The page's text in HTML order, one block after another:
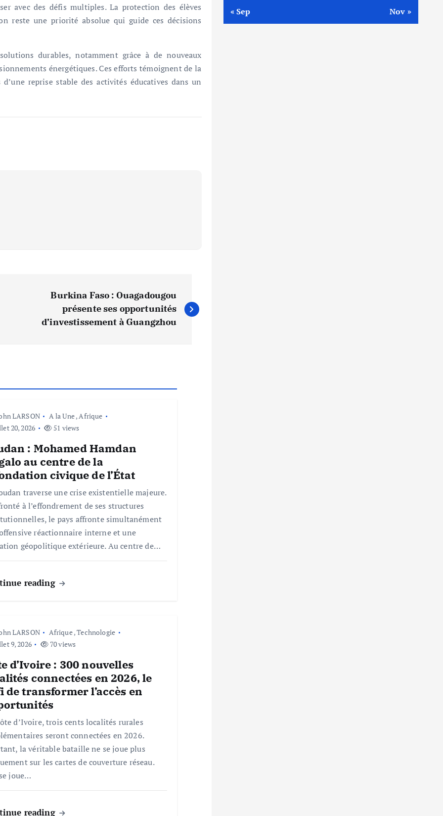
avec des défis multiples. La protection des élèves
reste une priorité absolue qui guide ces décisions
durables, notamment grâce à de nouveaux
énergétiques. Ces efforts témoignent de la
reprise stable des activités éducatives dans un
Burkina Faso : Ouagadougou
présente ses opportunités
d’investissement à Guangzhou
LARSON A la Une,Afrique
20, 2026
51 views
: Mohamed Hamdan
au centre de la
civique de l’État
traverse une crise existentielle majeure.
à l’effondrement de ses structures
le pays affronte simultanément
réactionnaire interne et une
géopolitique extérieure. Au centre de…
reading
LARSON Afrique,Technologie
9, 2026
70 views
d’Ivoire : 300 nouvelles
connectées en 2026, le
de transformer l’accès en
d’Ivoire, trois cents localités rurales
seront connectées en 2026.
la véritable bataille ne se joue plus
sur les cartes de couverture réseau.
joue…
reading
« Sep Nov »